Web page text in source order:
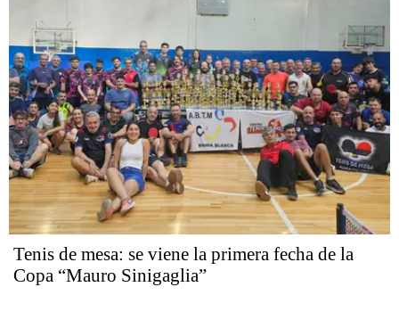
Tenis de mesa: se viene la primera fecha de la
Copa “Mauro Sinigaglia”